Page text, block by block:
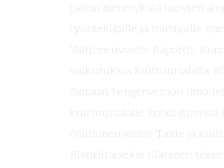
paljon menetyksiä luovien
työntekijöille ja toimijoille
Valtioneuvosto: Raportti.
vaikutuksia kulttuurialalla
Samaan hengenvetoon
kulttuurialalle kohdistuvista
(Valtioneuvosto: Taide ja
Ristiriitaiseksi tilanteen